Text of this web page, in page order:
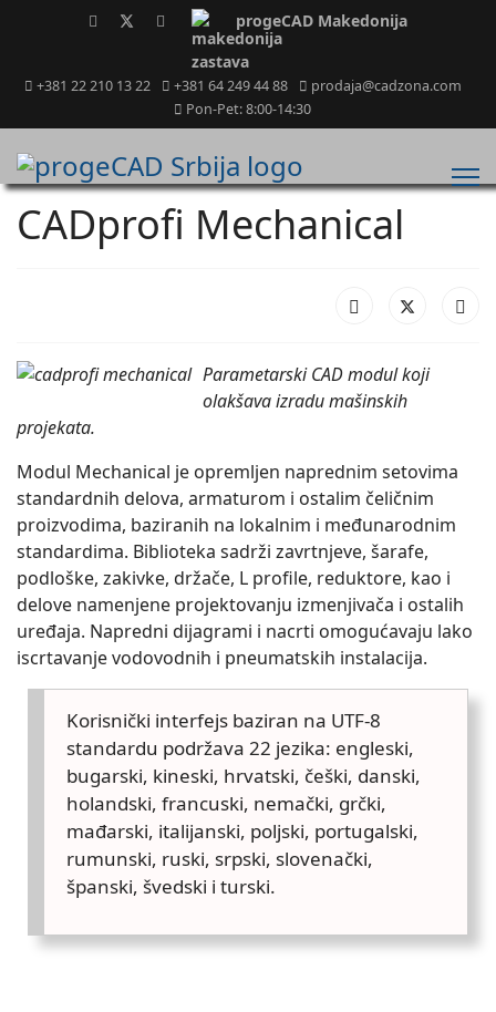
progeCAD Makedonija
+381 22 210 13 22 +381 64 249 44 88
prodaja@cadzona.com
Pon-Pet: 8:00-14:30
CADprofi Mechanical
Parametarski CAD modul koji
olakšava izradu mašinskih
projekata.
Modul Mechanical je opremljen naprednim setovima
standardnih delova, armaturom i ostalim čeličnim
proizvodima, baziranih na lokalnim i međunarodnim
standardima. Biblioteka sadrži zavrtnjeve, šarafe,
podloške, zakivke, držače, L profile, reduktore, kao i
delove namenjene projektovanju izmenjivača i ostalih
uređaja. Napredni dijagrami i nacrti omogućavaju lako
iscrtavanje vodovodnih i pneumatskih instalacija.
Korisnički interfejs baziran na UTF-8
standardu podržava 22 jezika: engleski,
bugarski, kineski, hrvatski, češki, danski,
holandski, francuski, nemački, grčki,
mađarski, italijanski, poljski, portugalski,
rumunski, ruski, srpski, slovenački,
španski, švedski i turski.